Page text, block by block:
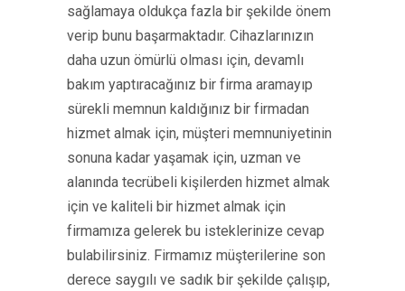
sağlamaya oldukça fazla bir şekilde önem
verip bunu başarmaktadır. Cihazlarınızın
daha uzun ömürlü olması için, devamlı
bakım yaptıracağınız bir firma aramayıp
sürekli memnun kaldığınız bir firmadan
hizmet almak için, müşteri memnuniyetinin
sonuna kadar yaşamak için, uzman ve
alanında tecrübeli kişilerden hizmet almak
için ve kaliteli bir hizmet almak için
firmamıza gelerek bu isteklerinize cevap
bulabilirsiniz. Firmamız müşterilerine son
derece saygılı ve sadık bir şekilde çalışıp,